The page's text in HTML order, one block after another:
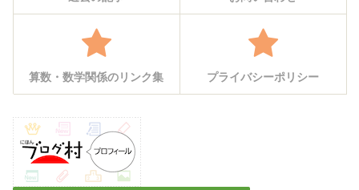
算数・数学関係のリンク集 プライバシーポリシー